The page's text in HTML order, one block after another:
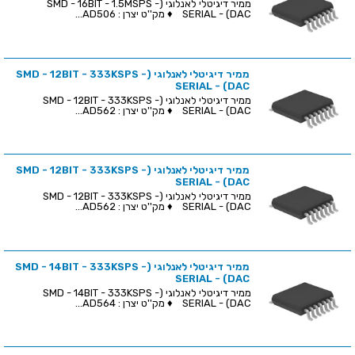
ממיר דיגיטלי לאנלוגי (SMD - 16BIT - 1.5MSPS -
SERIAL - (DAC ♦ מק''ט יצרן : AD506...
ממיר דיגיטלי לאנלוגי (SMD - 12BIT - 333KSPS -
SERIAL - (DAC
ממיר דיגיטלי לאנלוגי (SMD - 12BIT - 333KSPS -
SERIAL - (DAC ♦ מק''ט יצרן : AD562...
ממיר דיגיטלי לאנלוגי (SMD - 12BIT - 333KSPS -
SERIAL - (DAC
ממיר דיגיטלי לאנלוגי (SMD - 12BIT - 333KSPS -
SERIAL - (DAC ♦ מק''ט יצרן : AD562...
ממיר דיגיטלי לאנלוגי (SMD - 14BIT - 333KSPS -
SERIAL - (DAC
ממיר דיגיטלי לאנלוגי (SMD - 14BIT - 333KSPS -
SERIAL - (DAC ♦ מק''ט יצרן : AD564...